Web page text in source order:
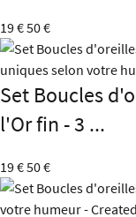
19 €50 €
Set Boucles
l'Or fin - 3 ...
19 €50 €